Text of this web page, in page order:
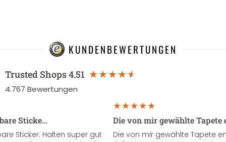
KUNDENBEWERTUNGEN
Trusted Shops4.51
4.767 Bewertungen
Sticke…
Sticker. Halten super gut
Die von mir gewählte
Die von mir gewählte Tapete